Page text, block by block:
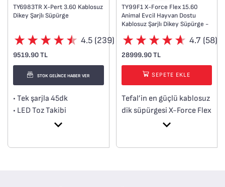
TY6983TR X-Pert 3.60 Kablosuz
Dikey Şarjlı Süpürge
4.5 (239)
9519.90 TL
STOK GELİNCE HABER VER
• Tek şarjla 45dk
• LED Toz Takibi
• Yıkanabilir HEPA filtre
özelliği
TY99F1 X-Force Flex 15.60
Animal Evcil Hayvan Dostu
Kablosuz Şarjlı Dikey Süpürge -
4.7 (58)
28999.90 TL
SEPETE EKLE
Tefal’in en güçlü kablosuz
dik süpürgesi X-Force Flex
15.60’ı keşfedin Yüksek
sınıfının en iyisi X-